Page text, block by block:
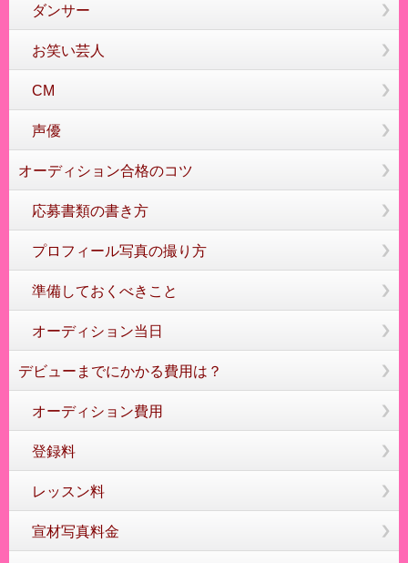
ダンサー
お笑い芸人
CM
声優
オーディション合格のコツ
応募書類の書き方
プロフィール写真の撮り方
準備しておくべきこと
オーディション当日
デビューまでにかかる費用は？
オーディション費用
登録料
レッスン料
宣材写真料金